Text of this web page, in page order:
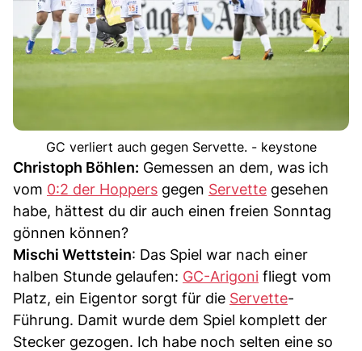
GC verliert auch gegen Servette. - keystone
Christoph Böhlen: Gemessen an dem, was ich
vom 0:2 der Hoppers gegen Servette gesehen
habe, hättest du dir auch einen freien Sonntag
gönnen können?
Mischi Wettstein: Das Spiel war nach einer
halben Stunde gelaufen: GC-Arigoni fliegt vom
Platz, ein Eigentor sorgt für die Servette-
Führung. Damit wurde dem Spiel komplett der
Stecker gezogen. Ich habe noch selten eine so